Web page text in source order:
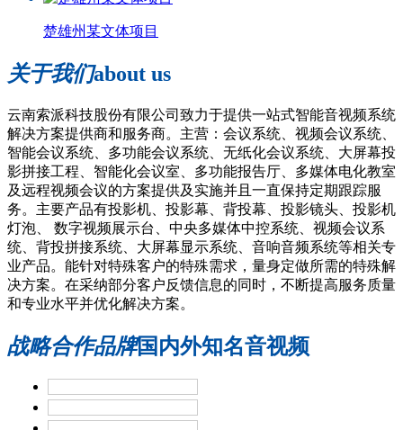
楚雄州某文体项目
关于我们about us
云南索派科技股份有限公司致力于提供一站式智能音视频系统
解决方案提供商和服务商。主营：会议系统、视频会议系统、
智能会议系统、多功能会议系统、无纸化会议系统、大屏幕投
影拼接工程、智能化会议室、多功能报告厅、多媒体电化教室
及远程视频会议的方案提供及实施并且一直保持定期跟踪服
务。主要产品有投影机、投影幕、背投幕、投影镜头、投影机
灯泡、 数字视频展示台、中央多媒体中控系统、视频会议系
统、背投拼接系统、大屏幕显示系统、音响音频系统等相关专
业产品。能针对特殊客户的特殊需求，量身定做所需的特殊解
决方案。在采纳部分客户反馈信息的同时，不断提高服务质量
和专业水平并优化解决方案。
战略合作品牌国内外知名音视频